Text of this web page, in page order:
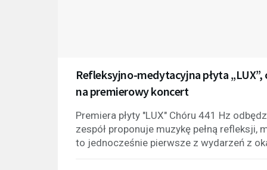
Refleksyjno-medytacyjna płyta
na premierowy koncert
Premiera płyty "LUX" Chóru 441 Hz
zespół proponuje muzykę pełną
to jednocześnie pierwsze z wydarzeń z